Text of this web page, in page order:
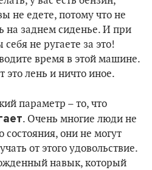
не едете, потому что не
на заднем сиденье. И при
не ругаете за это!
время в этой машине.
это лень и ничто иное.
параметр – то, что
. Очень многие люди не
состояния, они не могут
от этого удовольствие.
навык, который